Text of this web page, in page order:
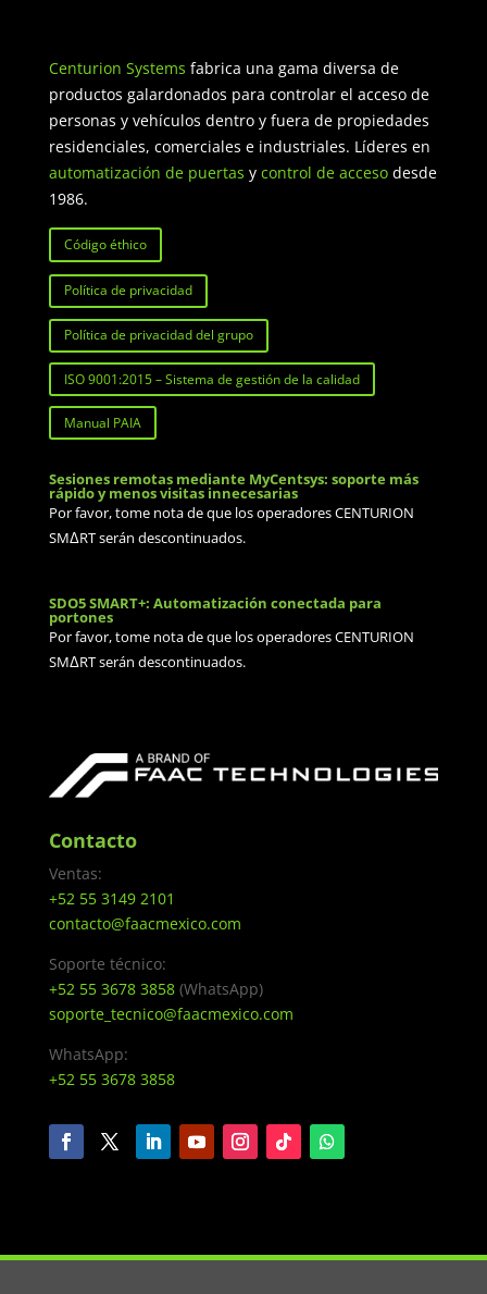
Centurion Systems fabrica una gama diversa de
productos galardonados para controlar el acceso de
personas y vehículos dentro y fuera de propiedades
residenciales, comerciales e industriales. Líderes en
automatización de puertas y control de accesodesde
1986.
Código éthico
Política de privacidad
Política de privacidad del grupo
ISO 9001:2015 – Sistema de gestión de la calidad
Manual PAIA
Sesiones remotas mediante MyCentsys: soporte más
rápido y menos visitas innecesarias
Por favor, tome nota de que los operadores CENTURION
SMΔRT serán descontinuados.
SDO5 SMART+: Automatización conectada para
portones
Por favor, tome nota de que los operadores CENTURION
SMΔRT serán descontinuados.
Contacto
Ventas:
+52 55 3149 2101
contacto@faacmexico.com
Soporte técnico:
+52 55 3678 3858(WhatsApp)
soporte_tecnico@faacmexico.com
WhatsApp:
+52 55 3678 3858